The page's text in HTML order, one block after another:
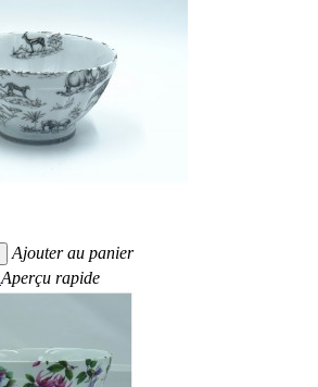
Ajouter au panier
Aperçu rapide